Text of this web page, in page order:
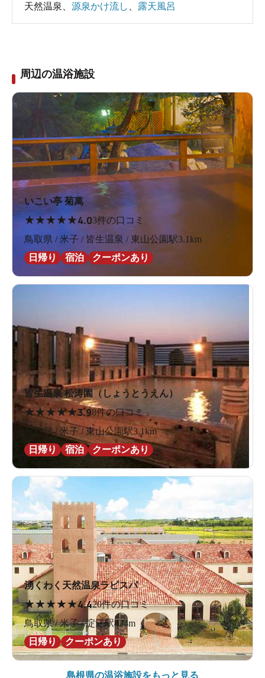
天然温泉 源泉かけ流し 露天風呂
周辺の温浴施設
いこい亭 菊萬
★★★★★4.03件の口コミ
鳥取県 / 米子 / 皆生温泉 / 東山公園駅3.1km
日帰り
宿泊 クーポンあり
皆生温泉 松涛園（しょうとうえん）
★★★★★3.98件の口コミ
鳥取県 / 米子 / 東山公園駅3.1km
日帰り
宿泊 クーポンあり
湧くわく天然温泉ラピスパ
★★★★★4.420件の口コミ
鳥取県 / 米子 / 淀江駅424m
日帰り
クーポンあり
島根県の温浴施設をもっと見る